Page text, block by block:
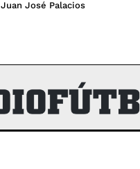
Juan José Palacios